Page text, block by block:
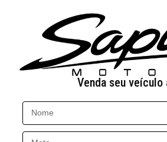
Venda seu veículo